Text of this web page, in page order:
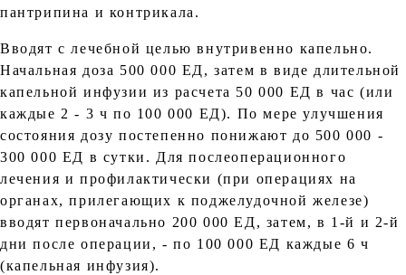
пантрипина и контрикала.
Вводят с лечебной целью внутривенно капельно.
Начальная доза 500 000 ЕД, затем в виде длительной
капельной инфузии из расчета 50 000 ЕД в час (или
каждые 2 - 3 ч по 100 000 ЕД). По мере улучшения
состояния дозу постепенно понижают до 500 000 -
300 000 ЕД в сутки. Для послеоперационного
лечения и профилактически (при операциях на
органах, прилегающих к поджелудочной железе)
вводят первоначально 200 000 ЕД, затем, в 1-й и 2-й
дни после операции, - по 100 000 ЕД каждые 6 ч
(капельная инфузия).